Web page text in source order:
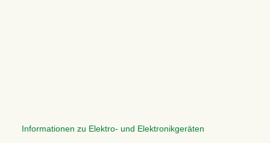
Informationen zu Elektro- und Elektronikgeräten